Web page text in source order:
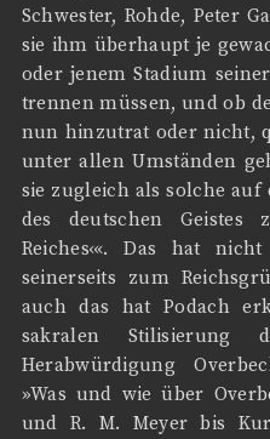
Schwester, Rohde, Peter
sie ihm überhaupt je
oder jenem Stadium
trennen müssen, und ob
nun hinzutrat oder nicht,
unter allen Umständen
sie zugleich als solche auf
des deutschen Geistes
Reiches‹«. Das hat
seinerseits zum
auch das hat Podach
sakralen Stilisierung
Herabwürdigung
»Was und wie über
und R. M. Meyer bis